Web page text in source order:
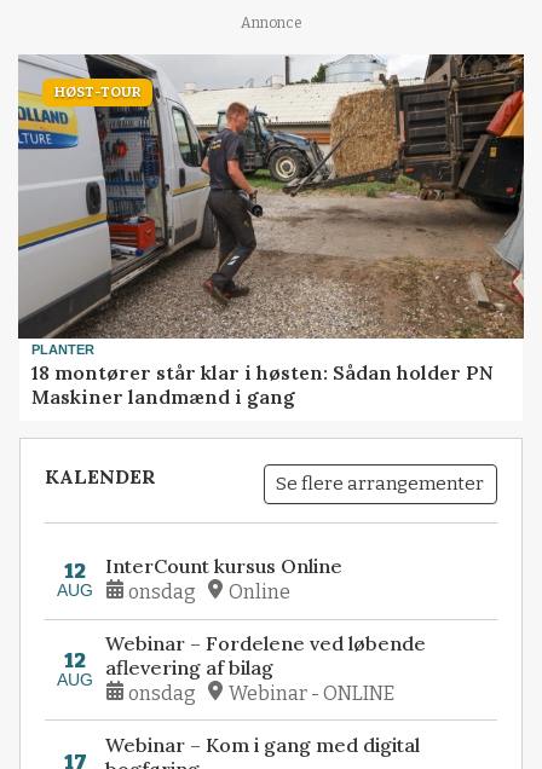
Annonce
HØST-TOUR
PLANTER
18 montører står klar i høsten: Sådan holder PN
Maskiner landmænd i gang
KALENDER Se flere arrangementer
12
AUG
InterCount kursus Online
onsdag Online
12
AUG
Webinar – Fordelene ved løbende
aflevering af bilag
onsdag Webinar - ONLINE
17
Webinar – Kom i gang med digital